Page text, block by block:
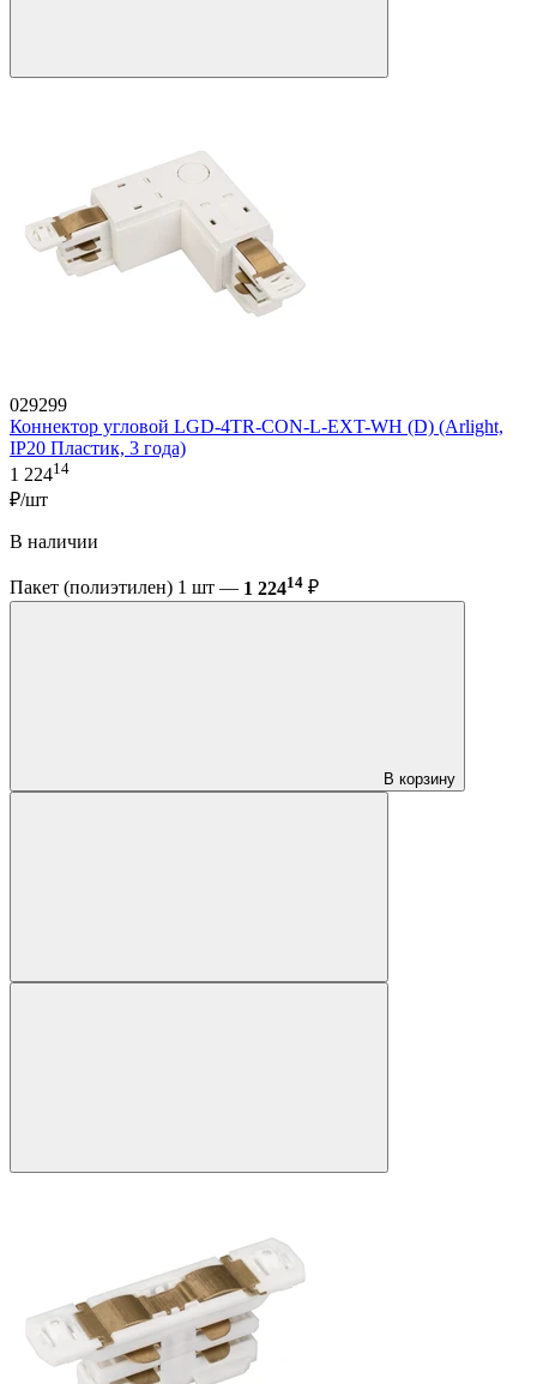
029299
Коннектор угловой LGD-4TR-CON-L-EXT-WH (D) (Arlight,
IP20 Пластик, 3 года)
1 22414
₽/шт
В наличии
Пакет (полиэтилен) 1 шт — 1 22414 ₽
В корзину